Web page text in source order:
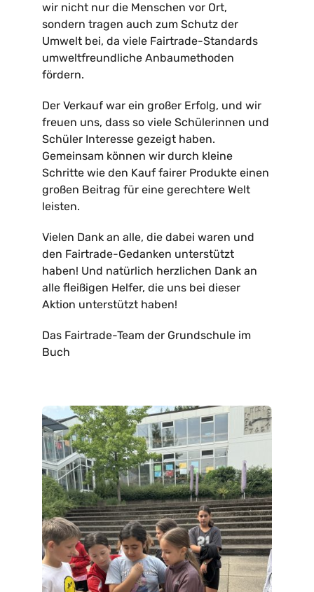
wir nicht nur die Menschen vor Ort,
sondern tragen auch zum Schutz der
Umwelt bei, da viele Fairtrade-Standards
umweltfreundliche Anbaumethoden
fördern.
Der Verkauf war ein großer Erfolg, und wir
freuen uns, dass so viele Schülerinnen und
Schüler Interesse gezeigt haben.
Gemeinsam können wir durch kleine
Schritte wie den Kauf fairer Produkte einen
großen Beitrag für eine gerechtere Welt
leisten.
Vielen Dank an alle, die dabei waren und
den Fairtrade-Gedanken unterstützt
haben! Und natürlich herzlichen Dank an
alle fleißigen Helfer, die uns bei dieser
Aktion unterstützt haben!
Das Fairtrade-Team der Grundschule im
Buch